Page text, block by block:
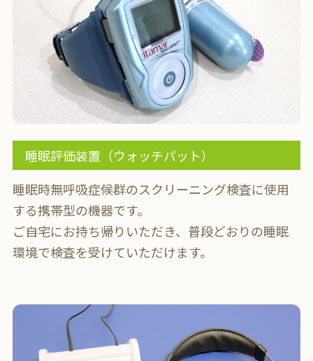
睡眠評価装置（ウォッチパット）
睡眠時無呼吸症候群のスクリーニング検査に使用
する携帯型の機器です。
ご自宅にお持ち帰りいただき、普段どおりの睡眠
環境で検査を受けていただけます。